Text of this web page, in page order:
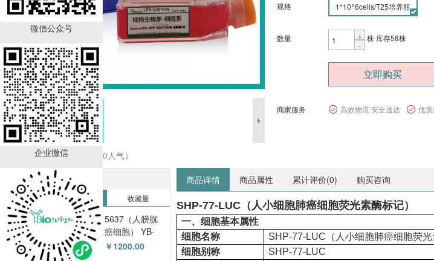
微信公众号
企业微信收藏商品（0人气）
规格 1*10^6cells/T25培养瓶
数量
+
-
株 库存58株
立即购买
商家服务 高效物流 安全送达 优
热销排行榜
销售量 收藏量
5637（人膀胱
癌细胞） YB-
71002HC
￥1200.00
商品详情 商品属性 累计评价(0) 购买咨询
SHP-77-LUC（人小细胞肺癌细胞荧光素酶标记）
一、细胞基本属性
细胞名称
SHP-77-LUC（人小细胞肺癌细胞荧光
细胞别称
SHP-77-LUC